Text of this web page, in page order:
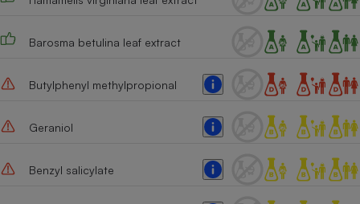
Barosma betulina leaf extract
Butylphenyl methylpropional
Geraniol
Benzyl salicylate